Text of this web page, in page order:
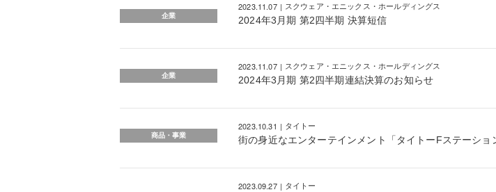
企業
2023.11.07 スクウェア・エニックス・ホールディングス
2024年3月期 第2四半期 決算短信
企業
2023.11.07 スクウェア・エニックス・ホールディングス
2024年3月期 第2四半期連結決算のお知らせ
商品・事業
2023.10.31 タイトー
街の身近なエンターテインメント「タイトーFステーシ
2023.09.27 タイトー